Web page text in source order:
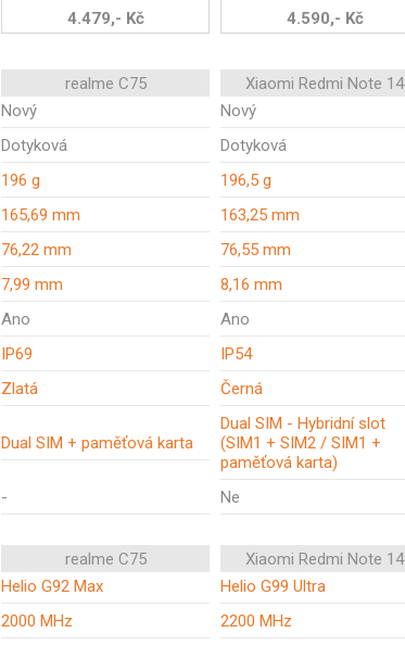
4.479,- Kč 4.590,- Kč
realme C75 Xiaomi Redmi Note 14
Nový Nový
Dotyková Dotyková
196 g 196,5 g
165,69 mm 163,25 mm
76,22 mm 76,55 mm
7,99 mm 8,16 mm
Ano Ano
IP69 IP54
Zlatá Černá
Dual SIM + paměťová karta
Dual SIM - Hybridní slot
(SIM1 + SIM2 / SIM1 +
paměťová karta)
- Ne
realme C75 Xiaomi Redmi Note 14
Helio G92 Max Helio G99 Ultra
2000 MHz 2200 MHz